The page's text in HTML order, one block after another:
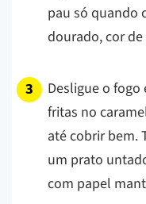
pau só quando
dourado, cor
Desligue o
fritas no
até cobrir bem.
um prato
com papel